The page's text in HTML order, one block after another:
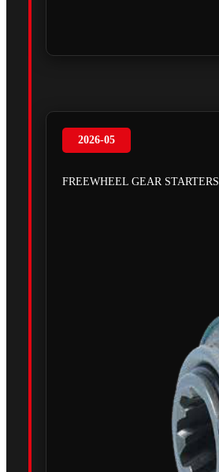
2026-05
FREEWHEEL GEAR STARTERS